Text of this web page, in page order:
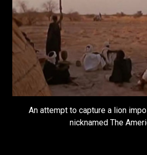
An attempt to capture a lion
nicknamed The